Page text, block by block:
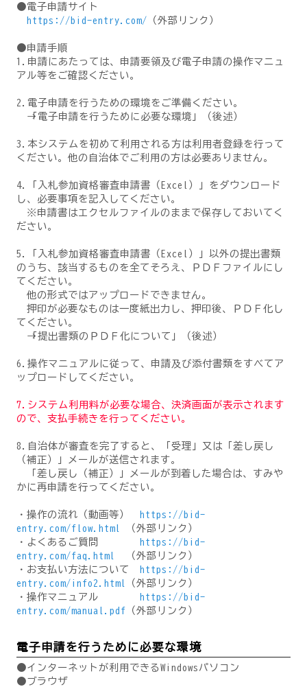
●電子申請サイト
https://bid-entry.com/ （外部リンク）
●申請手順
1.申請にあたっては、申請要領及び電子申請の操作マニュ
アル等をご確認ください。
2.電子申請を行うための環境をご準備ください。
→「電子申請を行うために必要な環境」（後述）
3.本システムを初めて利用される方は利用者登録を行って
ください。他の自治体でご利用の方は必要ありません。
4.「入札参加資格審査申請書（Excel）」をダウンロード
し、必要事項を記入してください。
※申請書はエクセルファイルのままで保存しておいてく
ださい。
5.「入札参加資格審査申請書（Excel）」以外の提出書類
のうち、該当するものを全てそろえ、ＰＤＦファイルにし
てください。
他の形式ではアップロードできません。
押印が必要なものは一度紙出力し、押印後、ＰＤＦ化し
てください。
→「提出書類のＰＤＦ化について」（後述）
6.操作マニュアルに従って、申請及び添付書類をすべてア
ップロードしてください。
7.システム利用料が必要な場合、決済画面が表示されます
ので、支払手続きを行ってください。
8.自治体が審査を完了すると、「受理」又は「差し戻し
（補正）」メールが送信されます。
「差し戻し（補正）」メールが到着した場合は、すみや
かに再申請を行ってください。
・操作の流れ（動画等）
https://bid-
entry.com/flow.html
（外部リンク）
・よくあるご質問
https://bid-
entry.com/faq.html
（外部リンク）
・お支払い方法について
https://bid-
entry.com/info2.html
（外部リンク）
・操作マニュアル
https://bid-
entry.com/manual.pdf （外部リンク）
電子申請を行うために必要な環境
●インターネットが利用できるWindowsパソコン
●ブラウザ